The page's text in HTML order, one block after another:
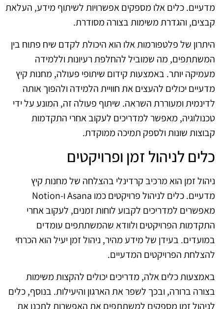
מדעיים. כלים אלו מספקים אפשרויות לשיתוף מידע, העלאת
קבצים, והגדרת משימות בצורה מסודרת.
היתרון של פלטפורמות אלו הוא היכולת לקדם שיח פתוח בין
המשתתפים, מה שמוביל להחלפת רעיונות וללמידה
מעמיקה יותר. באמצעות קידום שיתופי פעולה, מחנות קיץ
מדעיים יכולים להעצים את חוויית הלמידה ולהפוך אותה
לדינמית ומעוררת השראה. שיתוף פעולה זה, המונע על ידי
טכנולוגיה, מאפשר למדריכים לעקוב אחרי התקדמות
קבוצות שונות ולספק תמיכה ממוקדת.
כלים לניהול זמן ופרויקטים
ניהול זמן הוא מרכיב קרדינלי בהצלחה של מחנות קיץ
מדעיים. כלים לניהול פרויקטים כמו Asana ו-Notion
מאפשרים למדריכים לקבוע לוחות זמנים, לעקוב אחרי
התקדמות הפרויקטים ולוודא שהמשתתפים עומדים
במועדים. בעידן של מידע מהיר, ניהול זמן יעיל הוא הכרחי
להצלחת הפרויקטים המדעיים.
באמצעות כלים אלה, מדריכים יכולים להקצות משימות
בצורה ברורה, ובכך לשפר את הארגון והיעילות. בנוסף, כלים
לניהול זמן מספקים למשתתפים את האפשרות לתכנן את